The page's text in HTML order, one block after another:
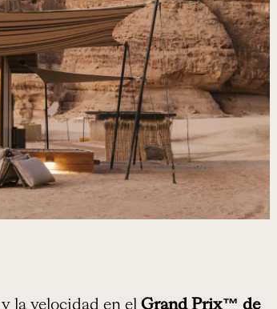
la velocidad en el Grand Prix™ de